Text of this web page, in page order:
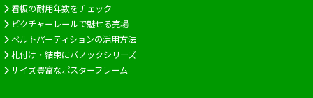
看板の耐用年数をチェック
ピクチャーレールで魅せる売場
ベルトパーティションの活用方法
札付け・結束にバノックシリーズ
サイズ豊富なポスターフレーム